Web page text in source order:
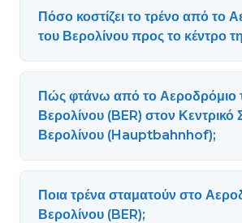
Πόσο κοστίζει το τρένο από το
του Βερολίνου προς το κέντρο
Πώς φτάνω από το Αεροδρόμιο
Βερολίνου (BER) στον Κεντρικό
Βερολίνου (Hauptbahnhof);
Ποια τρένα σταματούν στο
Βερολίνου (BER);